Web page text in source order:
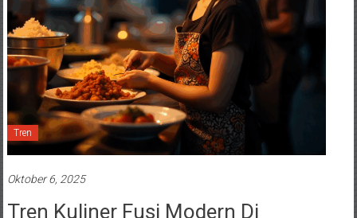
Tren
Oktober 6, 2025
Tren Kuliner Fusi Modern Di